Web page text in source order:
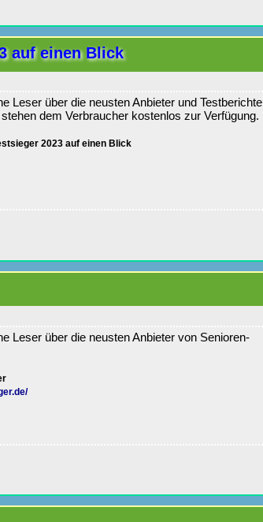
auf einen Blick
Leser über die neusten Anbieter und Testberichte
dem Verbraucher kostenlos zur Verfügung.
2023 auf einen Blick
Leser über die neusten Anbieter von Senioren-